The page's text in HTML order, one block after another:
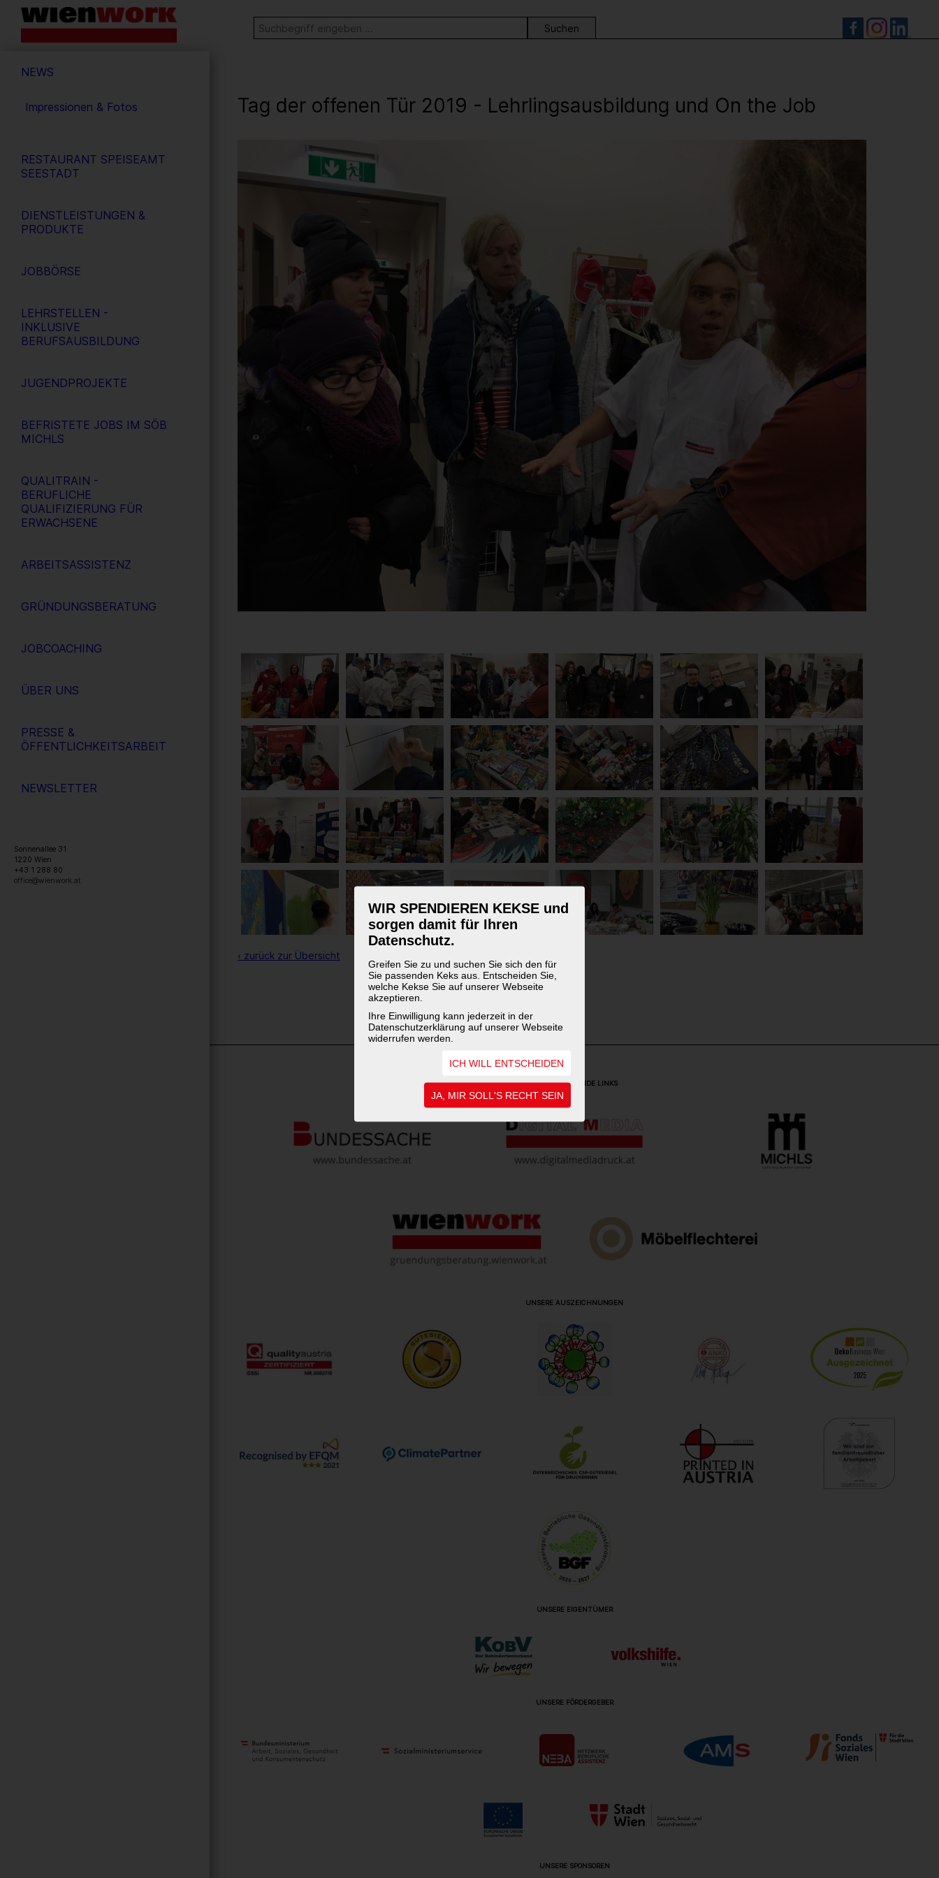
WIR SPENDIEREN KEKSE und
sorgen damit für Ihren
Datenschutz.
Greifen Sie zu und suchen Sie sich den für
Sie passenden Keks aus. Entscheiden Sie,
welche Kekse Sie auf unserer Webseite
akzeptieren.
Ihre Einwilligung kann jederzeit in der
Datenschutzerklärung auf unserer Webseite
widerrufen werden.
ICH WILL ENTSCHEIDEN
JA, MIR SOLL'S RECHT SEIN
Barrierefreie
Bedienung
Webseite
Stichwortsuche
SUCHE
NEWS
Impressionen & Fotos
RESTAURANT SPEISEAMT
SEESTADT
DIENSTLEISTUNGEN &
PRODUKTE
JOBBÖRSE
LEHRSTELLEN -
INKLUSIVE
BERUFSAUSBILDUNG
JUGENDPROJEKTE
BEFRISTETE JOBS IM SÖB
MICHLS
QUALITRAIN -
BERUFLICHE
QUALIFIZIERUNG FÜR
ERWACHSENE
ARBEITSASSISTENZ
GRÜNDUNGSBERATUNG
JOBCOACHING
ÜBER UNS
PRESSE &
ÖFFENTLICHKEITSARBEIT
NEWSLETTER
Sonnenallee 31
1220 Wien
+43 1 288 80
office@wienwork.at
Tag der offenen Tür 2019 - Lehrlingsausbildung und On the Job
‹ zurück zur Übersicht
1
WEITERFÜHRENDE LINKS
UNSERE AUSZEICHNUNGEN
UNSERE EIGENTÜMER
UNSERE FÖRDERGEBER
UNSERE SPONSOREN